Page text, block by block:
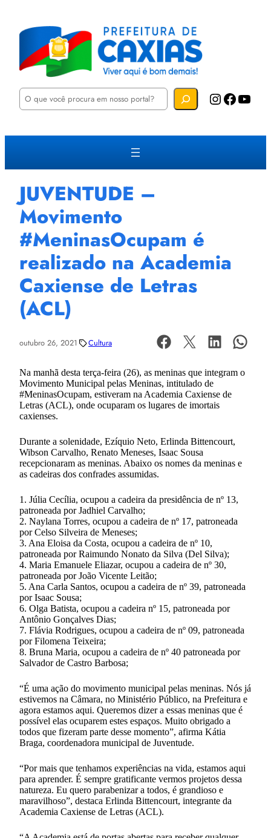
P
u
a
Instagram Facebook YouTube
JUVENTUDE –
Movimento
#MeninasOcupam é
realizado na Academia
Caxiense de Letras
(ACL)
outubro 26, 2021 Cultura
Na manhã desta terça-feira (26), as meninas que integram o
Movimento Municipal pelas Meninas, intitulado de
#MeninasOcupam, estiveram na Academia Caxiense de
Letras (ACL), onde ocuparam os lugares de imortais
caxienses.
Durante a solenidade, Ezíquio Neto, Erlinda Bittencourt,
Wibson Carvalho, Renato Meneses, Isaac Sousa
recepcionaram as meninas. Abaixo os nomes da meninas e
as cadeiras dos confrades assumidas.
1. Júlia Cecília, ocupou a cadeira da presidência de nº 13,
patroneada por Jadhiel Carvalho;
2. Naylana Torres, ocupou a cadeira de nº 17, patroneada
por Celso Silveira de Meneses;
3. Ana Eloisa da Costa, ocupou a cadeira de nº 10,
patroneada por Raimundo Nonato da Silva (Del Silva);
4. Maria Emanuele Eliazar, ocupou a cadeira de nº 30,
patroneada por João Vicente Leitão;
5. Ana Carla Santos, ocupou a cadeira de nº 39, patroneada
por Isaac Sousa;
6. Olga Batista, ocupou a cadeira nº 15, patroneada por
Antônio Gonçalves Dias;
7. Flávia Rodrigues, ocupou a cadeira de nº 09, patroneada
por Filomena Teixeira;
8. Bruna Maria, ocupou a cadeira de nº 40 patroneada por
Salvador de Castro Barbosa;
“É uma ação do movimento municipal pelas meninas. Nós já
estivemos na Câmara, no Ministério Público, na Prefeitura e
agora estamos aqui. Queremos dizer a essas meninas que é
possível elas ocuparem estes espaços. Muito obrigado a
todos que fizeram parte desse momento”, afirma Kátia
Braga, coordenadora municipal de Juventude.
“Por mais que tenhamos experiências na vida, estamos aqui
para aprender. É sempre gratificante vermos projetos dessa
natureza. Eu quero parabenizar a todos, é grandioso e
maravilhoso”, destaca Erlinda Bittencourt, integrante da
Academia Caxiense de Letras (ACL).